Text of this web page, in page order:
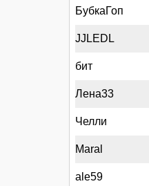
БубкаГоп
JJLEDL
бит
Лена33
Челли
Maral
ale59